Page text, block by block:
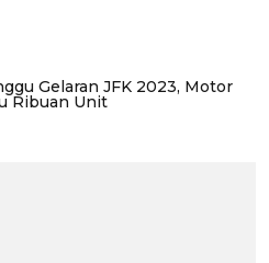
Gelaran JFK 2023, Motor
Ribuan Unit